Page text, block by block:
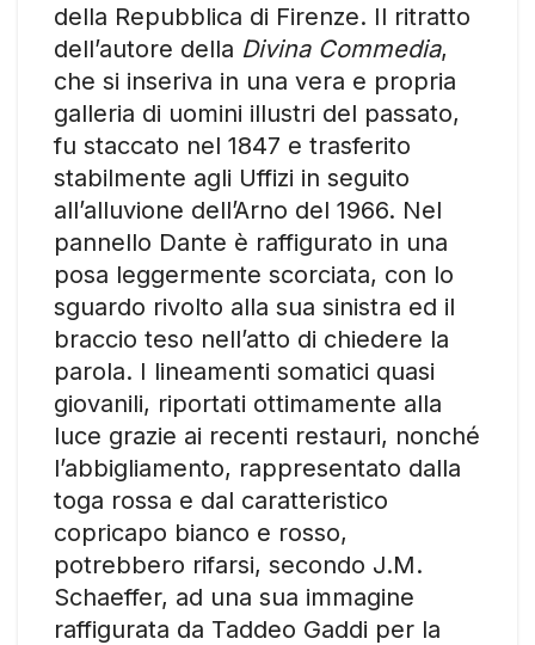
della Repubblica di Firenze. Il ritratto
dell’autore della Divina Commedia,
che si inseriva in una vera e propria
galleria di uomini illustri del passato,
fu staccato nel 1847 e trasferito
stabilmente agli Uffizi in seguito
all’alluvione dell’Arno del 1966. Nel
pannello Dante è raffigurato in una
posa leggermente scorciata, con lo
sguardo rivolto alla sua sinistra ed il
braccio teso nell’atto di chiedere la
parola. I lineamenti somatici quasi
giovanili, riportati ottimamente alla
luce grazie ai recenti restauri, nonché
l’abbigliamento, rappresentato dalla
toga rossa e dal caratteristico
copricapo bianco e rosso,
potrebbero rifarsi, secondo J.M.
Schaeffer, ad una sua immagine
raffigurata da Taddeo Gaddi per la